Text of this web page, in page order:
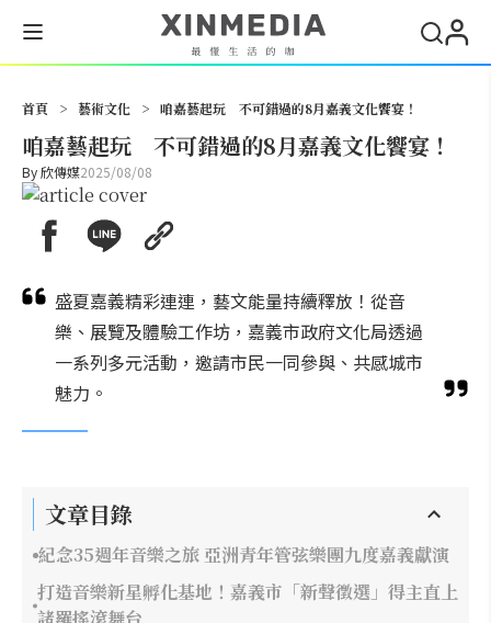
首頁 > 藝術文化 > 咱嘉藝起玩 不可錯過的8月嘉義文化饗宴！
咱嘉藝起玩 不可錯過的8月嘉義文化饗宴！
By欣傳媒2025/08/08
盛夏嘉義精彩連連，藝文能量持續釋放！從音
樂、展覽及體驗工作坊，嘉義市政府文化局透過
一系列多元活動，邀請市民一同參與、共感城市
魅力。
文章目錄
紀念35週年音樂之旅 亞洲青年管弦樂團九度嘉義獻演
打造音樂新星孵化基地！嘉義市「新聲徵選」得主直上